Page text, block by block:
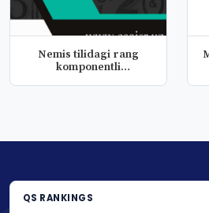
Nemis tilidagi rang
komponentli
QS RANKINGS